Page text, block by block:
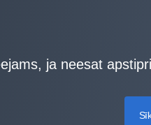
ja neesat